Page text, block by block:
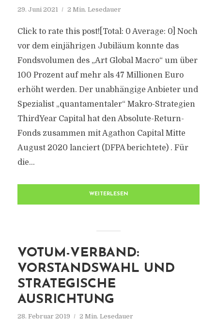
29. Juni 2021 2 Min. Lesedauer
Click to rate this post![Total: 0 Average: 0] Noch
vor dem einjährigen Jubiläum konnte das
Fondsvolumen des „Art Global Macro“ um über
100 Prozent auf mehr als 47 Millionen Euro
erhöht werden. Der unabhängige Anbieter und
Spezialist „quantamentaler“ Makro-Strategien
ThirdYear Capital hat den Absolute-Return-
Fonds zusammen mit Agathon Capital Mitte
August 2020 lanciert (DFPA berichtete) . Für
die...
WEITERLESEN
VOTUM-VERBAND:
VORSTANDSWAHL UND
STRATEGISCHE
AUSRICHTUNG
28. Februar 2019 2 Min. Lesedauer